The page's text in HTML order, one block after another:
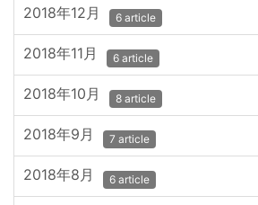
2018年12月 6 article
2018年11月 6 article
2018年10月 8 article
2018年9月 7 article
2018年8月 6 article